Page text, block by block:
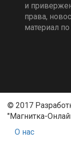
и
права,
материал
© 2017
"Магнитка-
О нас